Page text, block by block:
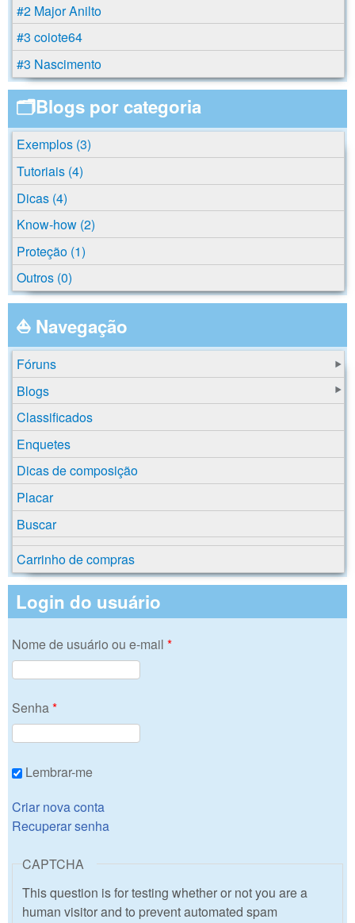
#2 Major Anilto
#3 coiote64
#3 Nascimento
🗂️Blogs por categoria
Exemplos (3)
Tutoriais (4)
Dicas (4)
Know-how (2)
Proteção (1)
Outros (0)
⛵ Navegação
Fóruns
Blogs
Classificados
Enquetes
Dicas de composição
Placar
Buscar
Carrinho de compras
Login do usuário
Nome de usuário ou e-mail *
Senha *
Lembrar-me
Criar nova conta
Recuperar senha
CAPTCHA
This question is for testing whether or not you are a
human visitor and to prevent automated spam